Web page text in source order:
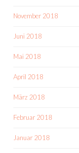
November 2018
Juni 2018
Mai 2018
April 2018
März 2018
Februar 2018
Januar 2018